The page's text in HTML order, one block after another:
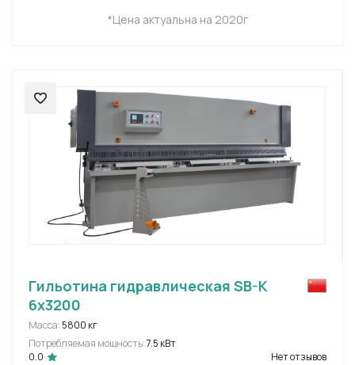
*Цена актуальна на 2020г
Гильотина гидравлическая SB-K
6x3200
Масса: 5800 кг
Потребляемая мощность:7.5 кВт
0.0
Нет отзывов